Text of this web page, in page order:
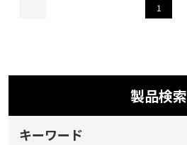
1
製品検索
キーワード